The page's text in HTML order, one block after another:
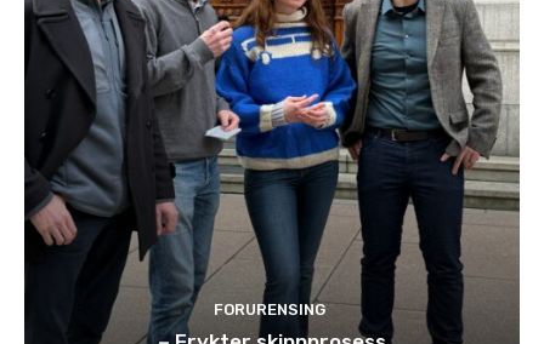
FORURENSING